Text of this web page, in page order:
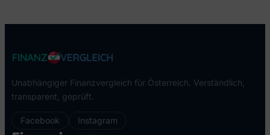
Unabhängiger Finanzvergleich für Österreich. Verständlich,
transparent, geprüft.
Facebook Instagram